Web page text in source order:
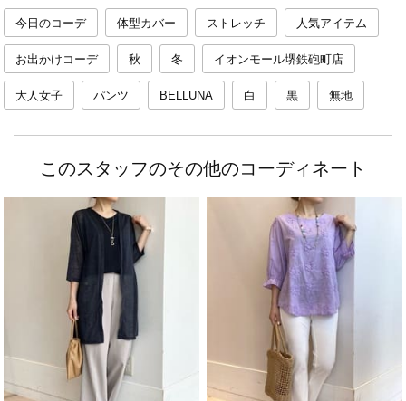
今日のコーデ 体型カバー ストレッチ 人気アイテム
お出かけコーデ 秋 冬 イオンモール堺鉄砲町店
大人女子 パンツ BELLUNA 白 黒 無地
このスタッフのその他のコーディネート